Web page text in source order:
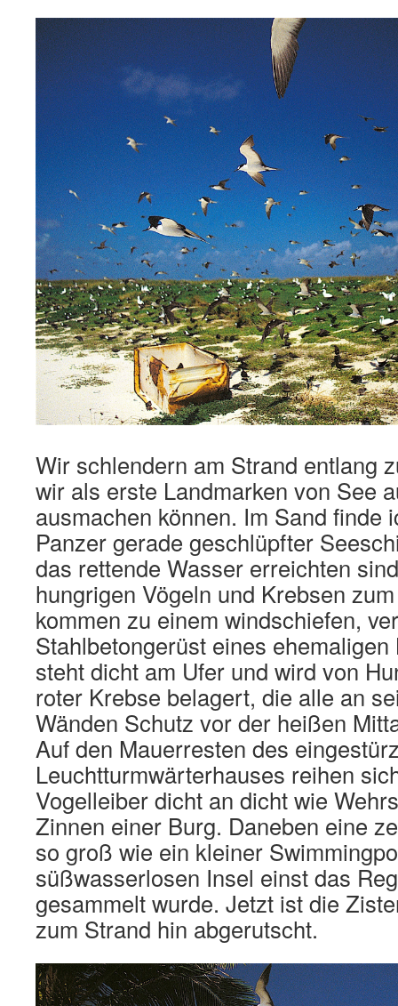
Wir schlendern am Strand entlang
wir als erste Landmarken von See
ausmachen können. Im Sand finde
Panzer gerade geschlüpfter
das rettende Wasser erreichten
hungrigen Vögeln und Krebsen
kommen zu einem windschiefen,
Stahlbetongerüst eines
steht dicht am Ufer und wird von
roter Krebse belagert, die alle an
Wänden Schutz vor der heißen
Auf den Mauerresten des
Leuchtturmwärterhauses reihen
Vogelleiber dicht an dicht wie
Zinnen einer Burg. Daneben eine
so groß wie ein kleiner
süßwasserlosen Insel einst das
gesammelt wurde. Jetzt ist die
zum Strand hin abgerutscht.